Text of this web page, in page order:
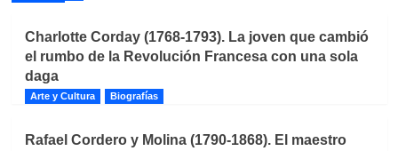
Charlotte Corday (1768-1793). La joven que cambió
el rumbo de la Revolución Francesa con una sola
daga
Arte y Cultura Biografías
Rafael Cordero y Molina (1790-1868). El maestro